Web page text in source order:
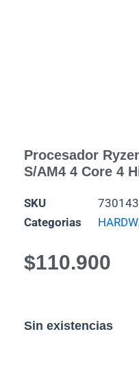
Procesador
S/AM4 4 Core 4
SKU
Categorias
$110.900
Sin existencias